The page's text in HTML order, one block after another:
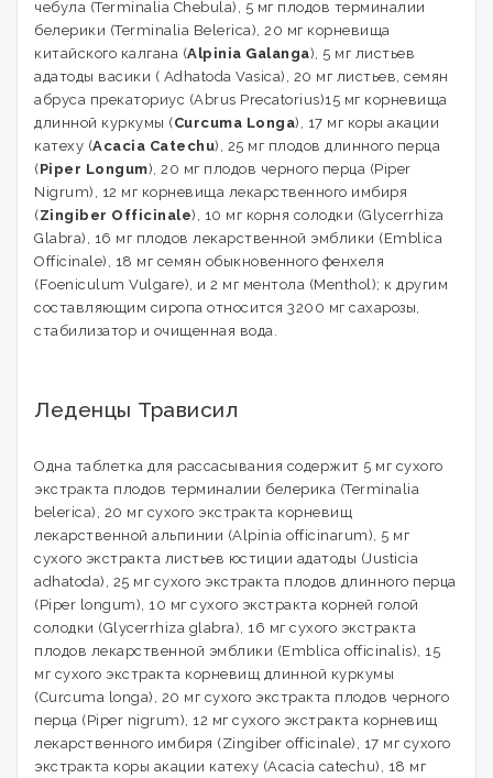
чебула (Terminalia Chebula), 5 мг плодов терминалии
белерики (Terminalia Belerica), 20 мг корневища
китайского калгана (Alpinia Galаnga), 5 мг листьев
адатоды васики ( Adhatoda Vasicа), 20 мг листьев, семян
абруса прекаториус (Abrus Precatorius)15 мг корневища
длинной куркумы (Curcuma Longa), 17 мг коры акации
катеху (Acacia Catechu), 25 мг плодов длинного перца
(Piper Longum), 20 мг плодов черного перца (Piper
Nigrum), 12 мг корневища лекарственного имбиря
(Zingiber Officinale), 10 мг корня солодки (Glycеrrhiza
Glabra), 16 мг плодов лекарственной эмблики (Emblica
Officinalе), 18 мг семян обыкновенного фенхеля
(Foeniculum Vulgare), и 2 мг ментола (Menthol); к другим
составляющим сиропа относится 3200 мг сахарозы,
стабилизатор и очищенная вода.
Леденцы Трависил
Одна таблетка для рассасывания содержит 5 мг сухого
экстракта плодов терминалии белерика (Terminalia
belerica), 20 мг сухого экстракта корневищ
лекарственной альпинии (Alpinia officinarum), 5 мг
сухого экстракта листьев юстиции адатоды (Justicia
adhatoda), 25 мг сухого экстракта плодов длинного перца
(Piper longum), 10 мг сухого экстракта корней голой
солодки (Glycerrhiza glabra), 16 мг сухого экстракта
плодов лекарственной эмблики (Emblica officinalis), 15
мг сухого экстракта корневищ длинной куркумы
(Curcuma longa), 20 мг сухого экстракта плодов черного
перца (Piper nigrum), 12 мг сухого экстракта корневищ
лекарственного имбиря (Zingiber officinale), 17 мг сухого
экстракта коры акации катеху (Acacia catechu), 18 мг